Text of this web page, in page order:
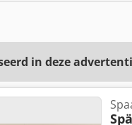
in deze